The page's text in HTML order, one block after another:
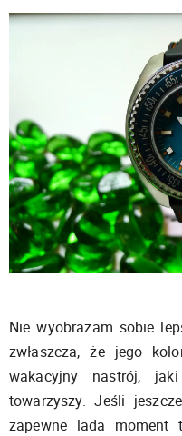
Nie wyobrażam sobie
zwłaszcza, że jego
wakacyjny nastrój,
towarzyszy. Jeśli
zapewne lada moment